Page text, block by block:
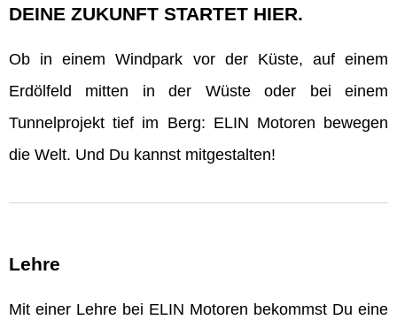
DEINE ZUKUNFT STARTET HIER.
Ob in einem Windpark vor der Küste, auf einem
Erdölfeld mitten in der Wüste oder bei einem
Tunnelprojekt tief im Berg: ELIN Motoren bewegen
die Welt. Und Du kannst mitgestalten!
Lehre
Mit einer Lehre bei ELIN Motoren bekommst Du eine